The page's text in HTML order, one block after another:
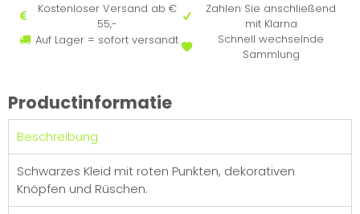
Kostenloser Versand ab €
55,-
Auf Lager = sofort versandt
Zahlen Sie anschließend
mit Klarna
Schnell wechselnde
Sammlung
Productinformatie
Beschreibung
Schwarzes Kleid mit roten Punkten, dekorativen
Knöpfen und Rüschen.